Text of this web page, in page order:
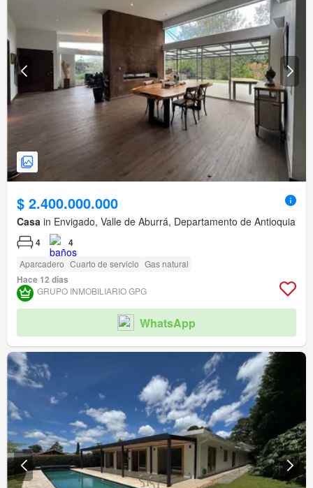
$ 2.400.000.000
Casa in Envigado, Valle de Aburrá, Departamento de Antioquia
4 4
Aparcadero Cuarto de servicio Gas natural
Hace 12 días
GRUPO INMOBILIARIO GPG
WhatsApp